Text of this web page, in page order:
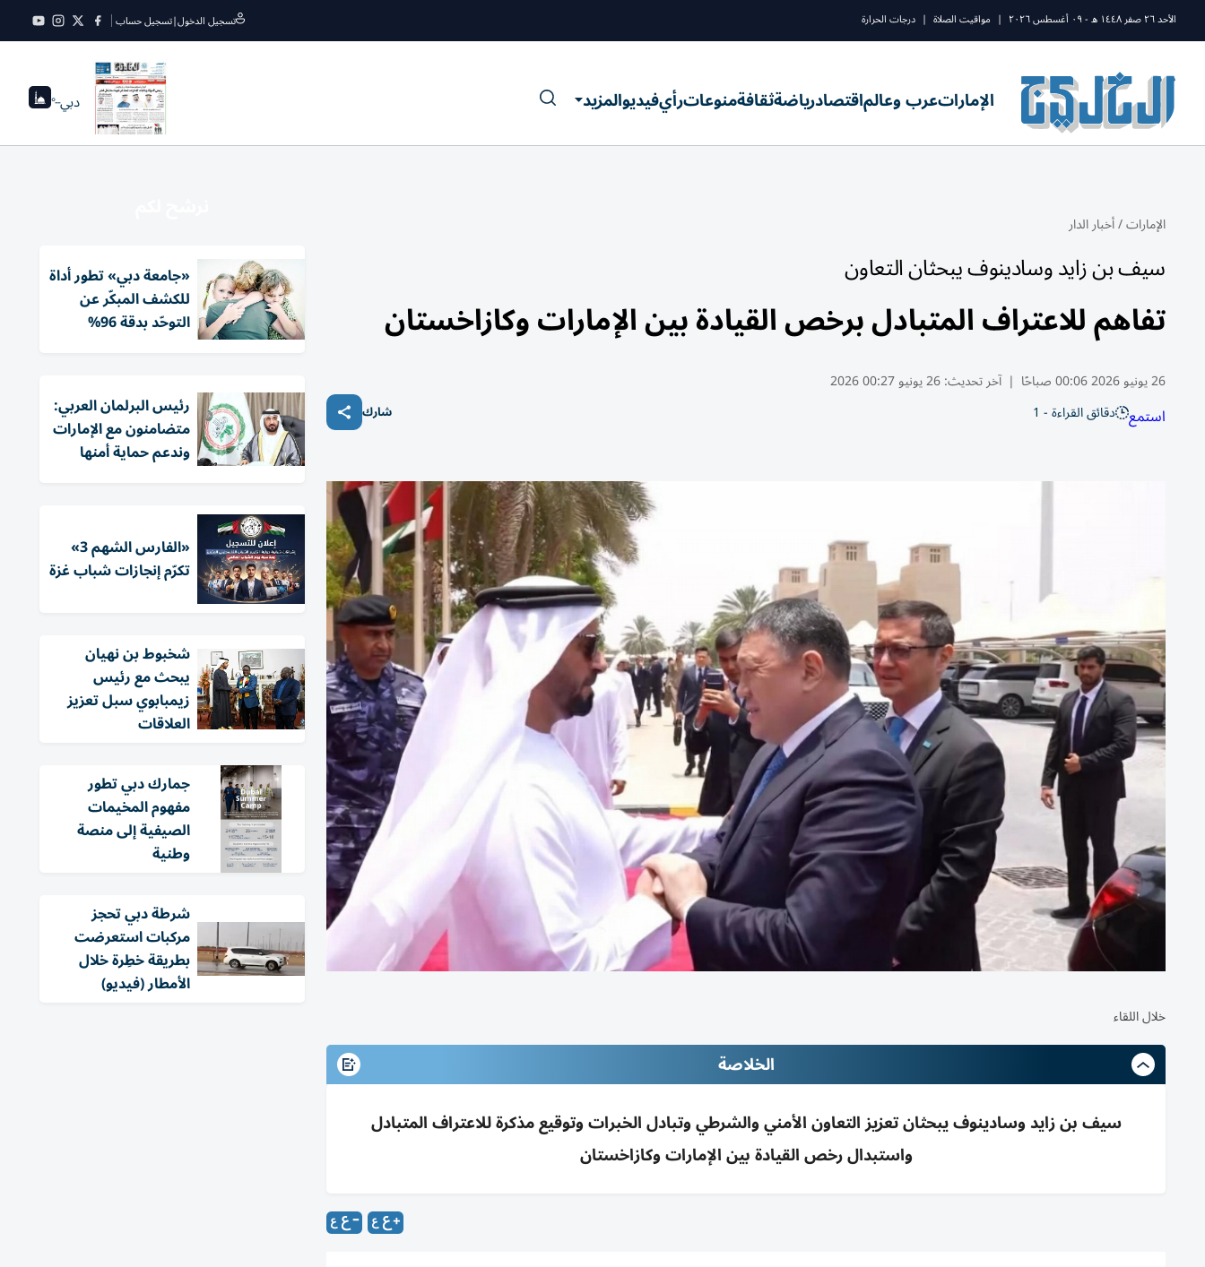
الأحد ٢٦ صفر ١٤٤٨ ه - ٠٩ أغسطس ٢٠٢٦ | مواقيت الصلاة | درجات الحرارة تسجيل الدخول|تسجيل حساب
الإماراتعرب وعالماقتصادرياضةثقافةمنوعاترأيفيديوالمزيد دبي--°
الإمارات/أخبار الدار
سيف بن زايد وسادينوف يبحثان التعاون
تفاهم للاعتراف المتبادل برخص القيادة بين الإمارات وكازاخستان
26 يونيو 2026 00:06 صباحًا | آخر تحديث:26 يونيو 00:27 2026
استمع دقائق القراءة - 1 شارك
خلال اللقاء
الخلاصة
سيف بن زايد وسادينوف يبحثان تعزيز التعاون الأمني والشرطي وتبادل الخبرات وتوقيع مذكرة للاعتراف المتبادل
واستبدال رخص القيادة بين الإمارات وكازاخستان
«جامعة دبي» تطور أداة
للكشف المبكّر عن
التوحّد بدقة 96%
رئيس البرلمان العربي:
متضامنون مع الإمارات
وندعم حماية أمنها
«الفارس الشهم 3»
تكرّم إنجازات شباب غزة
شخبوط بن نهيان
يبحث مع رئيس
زيمبابوي سبل تعزيز
العلاقات
جمارك دبي تطور
مفهوم المخيمات
الصيفية إلى منصة
وطنية
شرطة دبي تحجز
مركبات استعرضت
بطريقة خطِرة خلال
الأمطار (فيديو)